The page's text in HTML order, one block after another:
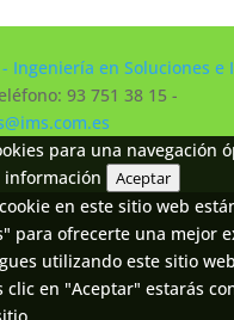
Ingeniería en Soluciones e
93 751 38 15 -
para una navegación
información Aceptar
en este sitio web
para ofrecerte una mejor
utilizando este sitio
clic en "Aceptar" estarás